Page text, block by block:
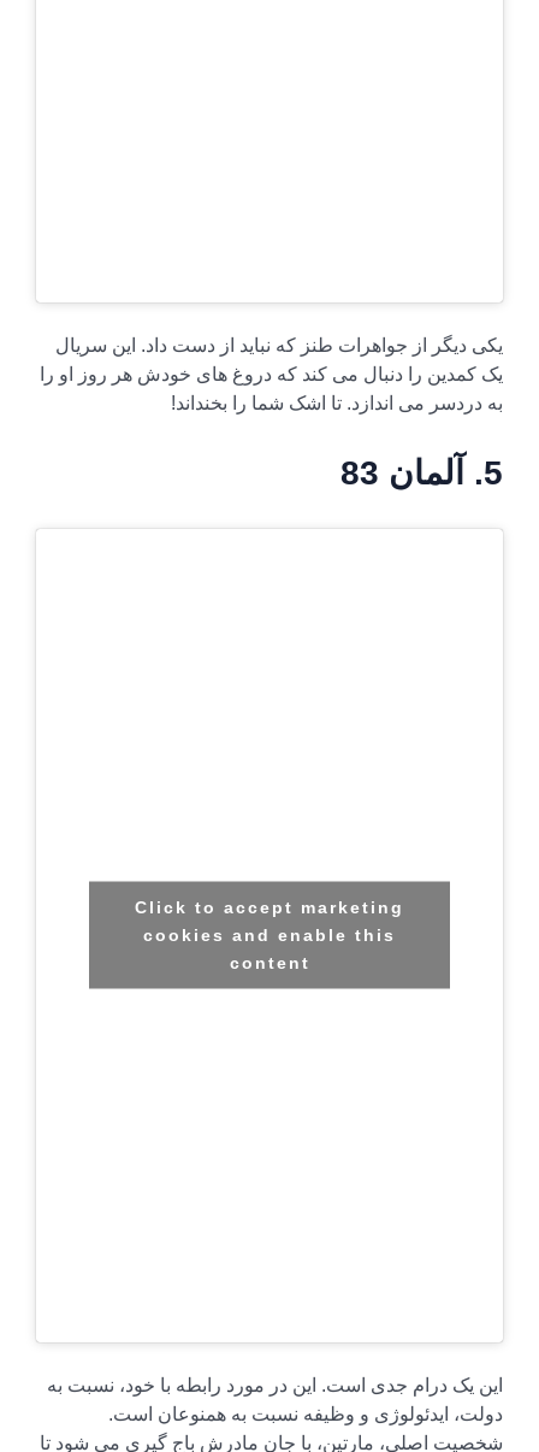
یکی دیگر از جواهرات طنز که نباید از دست داد. این سریال
یک کمدین را دنبال می کند که دروغ های خودش هر روز او را
به دردسر می اندازد. تا اشک شما را بخنداند!
5. آلمان 83
Click to accept marketing
cookies and enable this
content
این یک درام جدی است. این در مورد رابطه با خود، نسبت به
دولت، ایدئولوژی و وظیفه نسبت به همنوعان است.
شخصیت اصلی، مارتین، با جان مادرش باج گیری می شود تا